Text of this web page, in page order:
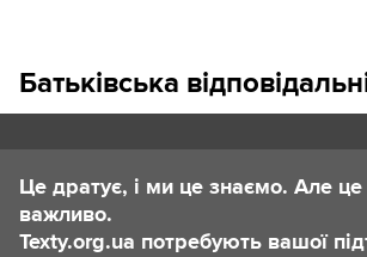
Батьківська
Це дратує, і ми це знаємо. Але
важливо.
Texty.org.ua потребують вашої